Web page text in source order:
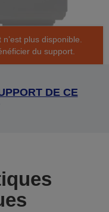
plus disponible.
du support.
DE CE